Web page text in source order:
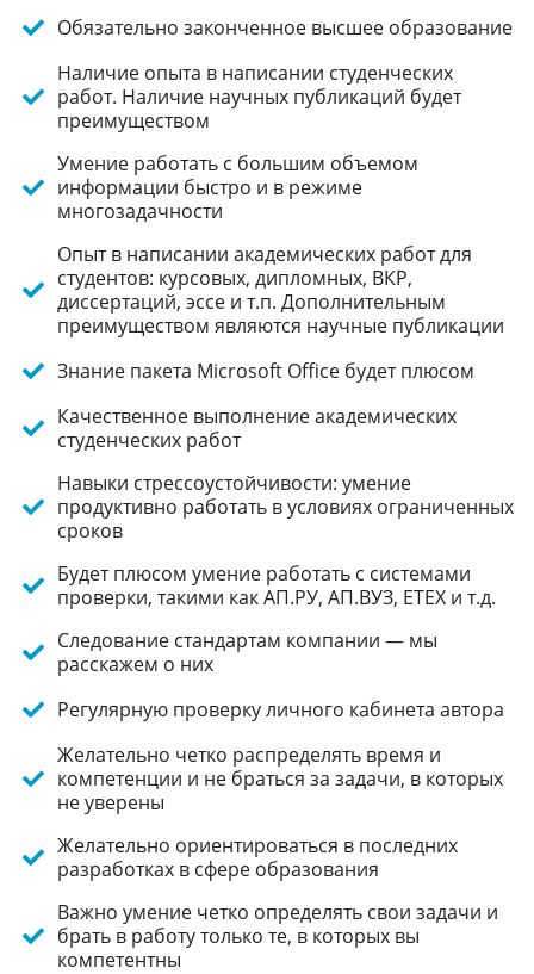
Обязательно законченное высшее образование
Наличие опыта в написании студенческих
работ. Наличие научных публикаций будет
преимуществом
Умение работать с большим объемом
информации быстро и в режиме
многозадачности
Опыт в написании академических работ для
студентов: курсовых, дипломных, ВКР,
диссертаций, эссе и т.п. Дополнительным
преимуществом являются научные публикации
Знание пакета Microsoft Office будет плюсом
Качественное выполнение академических
студенческих работ
Навыки стрессоустойчивости: умение
продуктивно работать в условиях ограниченных
сроков
Будет плюсом умение работать с системами
проверки, такими как АП.РУ, АП.ВУЗ, ЕТЕХ и т.д.
Следование стандартам компании — мы
расскажем о них
Регулярную проверку личного кабинета автора
Желательно четко распределять время и
компетенции и не браться за задачи, в которых
не уверены
Желательно ориентироваться в последних
разработках в сфере образования
Важно умение четко определять свои задачи и
брать в работу только те, в которых вы
компетентны